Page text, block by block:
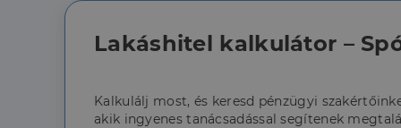
Lakáshitel kalkulátor –
Kalkulálj most, és keresd pénzügyi
akik ingyenes tanácsadással segítenek
Az
fiókkezelést. A